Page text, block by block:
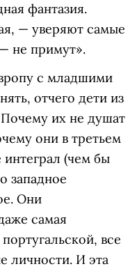
фантазия.
— уверяют самые
не примут».
с младшими
отчего дети из
их не душат
они в третьем
интеграл (чем бы
западное
Они
самая
все
личности. И эта